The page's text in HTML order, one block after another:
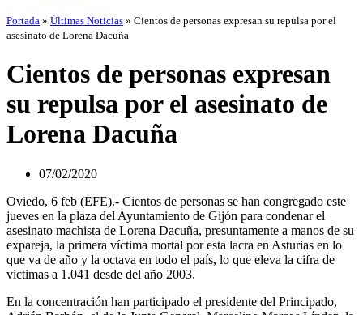
Portada » Últimas Noticias » Cientos de personas expresan su repulsa por el
asesinato de Lorena Dacuña
Cientos de personas expresan
su repulsa por el asesinato de
Lorena Dacuña
07/02/2020
Oviedo, 6 feb (EFE).- Cientos de personas se han congregado este
jueves en la plaza del Ayuntamiento de Gijón para condenar el
asesinato machista de Lorena Dacuña, presuntamente a manos de su
expareja, la primera víctima mortal por esta lacra en Asturias en lo
que va de año y la octava en todo el país, lo que eleva la cifra de
victimas a 1.041 desde del año 2003.
En la concentración han participado el presidente del Principado,